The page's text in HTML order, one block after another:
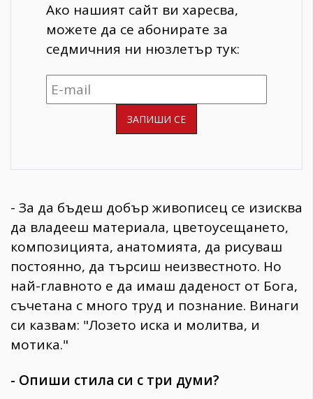
Ако нашият сайт ви харесва,
можете да се абонирате за
седмичния ни нюзлетър тук:
- За да бъдеш добър живописец се изисква
да владееш материала, цветоусещането,
композицията, анатомията, да рисуваш
постоянно, да търсиш неизвестното. Но
най-главното е да имаш даденост от Бога,
съчетана с много труд и познание. Винаги
си казвам: "Лозето иска и молитва, и
мотика."
- Опиши стила си с три думи?